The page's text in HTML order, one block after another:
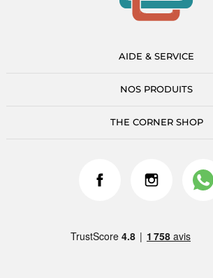
AIDE & SERVICE
NOS PRODUITS
THE CORNER SHOP